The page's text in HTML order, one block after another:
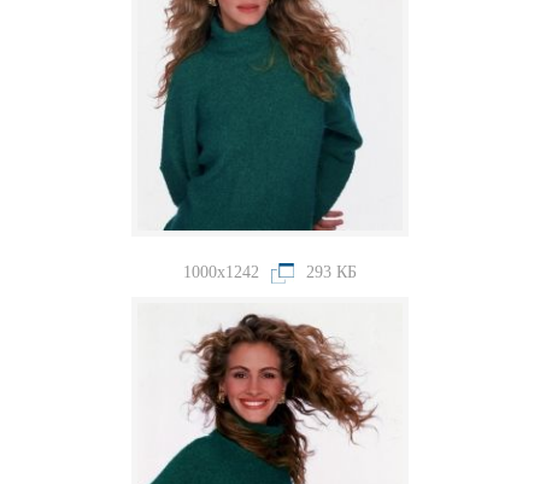
1000x1242 293 КБ